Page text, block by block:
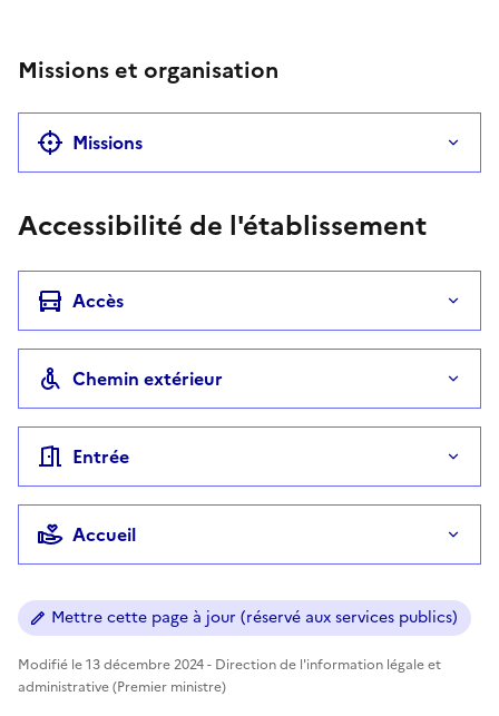
Missions et organisation
Missions
Accessibilité de l'établissement
Accès
Chemin extérieur
Entrée
Accueil
Mettre cette page à jour (réservé aux services publics)
Modifié le 13 décembre 2024 - Direction de l'information légale et
administrative (Premier ministre)